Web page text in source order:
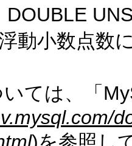
DOUBLE
動小数点数
ては、「